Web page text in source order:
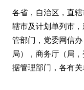
各省，自治区，直
辖市及计划单列市
管部门，党委网信
局），商务厅（局
据管理部门，各有关